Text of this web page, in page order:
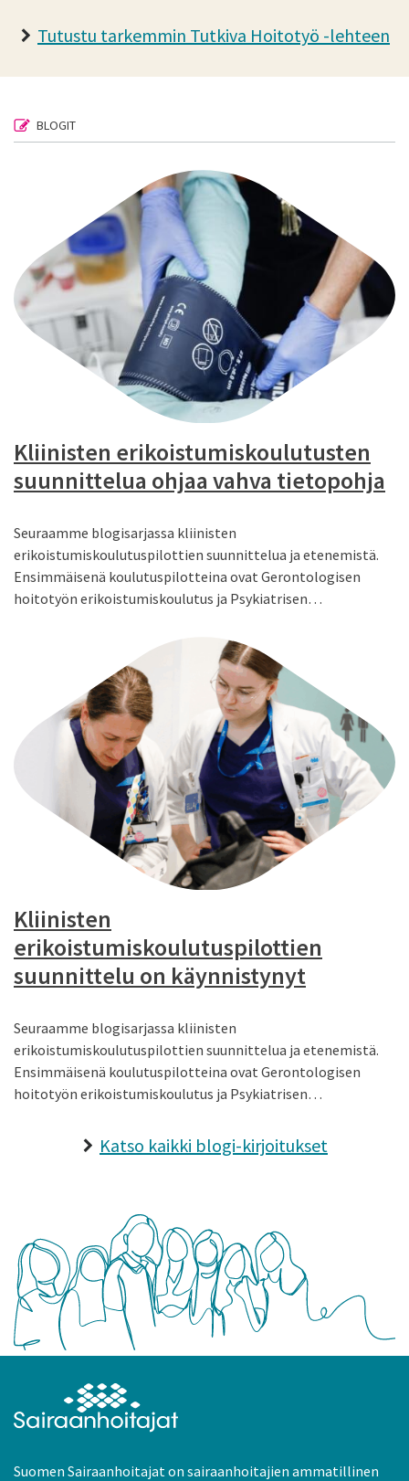
Tutustu tarkemmin Tutkiva Hoitotyö -lehteen
BLOGIT
Kliinisten erikoistumiskoulutusten
suunnittelua ohjaa vahva tietopohja
Seuraamme blogisarjassa kliinisten
erikoistumiskoulutuspilottien suunnittelua ja etenemistä.
Ensimmäisenä koulutuspilotteina ovat Gerontologisen
hoitotyön erikoistumiskoulutus ja Psykiatrisen…
Kliinisten
erikoistumiskoulutuspilottien
suunnittelu on käynnistynyt
Seuraamme blogisarjassa kliinisten
erikoistumiskoulutuspilottien suunnittelua ja etenemistä.
Ensimmäisenä koulutuspilotteina ovat Gerontologisen
hoitotyön erikoistumiskoulutus ja Psykiatrisen…
Katso kaikki blogi-kirjoitukset
Suomen Sairaanhoitajat on sairaanhoitajien ammatillinen